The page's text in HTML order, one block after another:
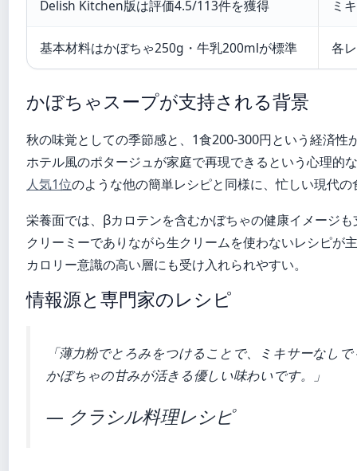
Delish Kitchen版は評価4.5/113件を獲得 ミ
基本材料はかぼちゃ250g・牛乳200mlが標準 各
かぼちゃスープが支持される背景
秋の味覚としての季節感と、1食200-300円という経済性
ホテル風のポタージュが家庭で再現できるという心理的
人気1位のような他の簡単レシピと同様に、忙しい現代
栄養面では、βカロテンを含むかぼちゃの健康イメージ
クリーミーでありながら生クリームを使わないレシピが
カロリー意識の高い層にも受け入れられやすい。
情報源と専門家のレシピ
「薄力粉でとろみをつけることで、ミキサーなし
かぼちゃの甘みが活きる優しい味わいです。」
— クラシル料理レシピ